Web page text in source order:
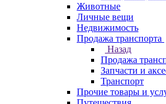
Животные
Личные вещи
Недвижимость
Продажа транспорта
Назад
Продажа
Запчасти и
Транспорт
Прочие товары и